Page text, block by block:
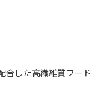
合した高繊維質フード